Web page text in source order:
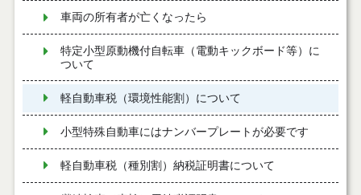
車両の所有者が亡くなったら
特定小型原動機付自転車（電動キックボード等）に
ついて
軽自動車税（環境性能割）について
小型特殊自動車にはナンバープレートが必要です
軽自動車税（種別割）納税証明書について